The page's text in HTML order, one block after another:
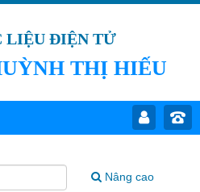
LIỆU ĐIỆN TỬ
THỊ HIẾU
Nâng cao